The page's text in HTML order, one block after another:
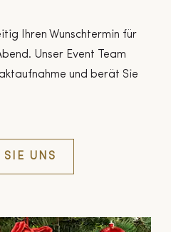
Ihren Wunschtermin für
Unser Event Team
und berät Sie
SIE UNS